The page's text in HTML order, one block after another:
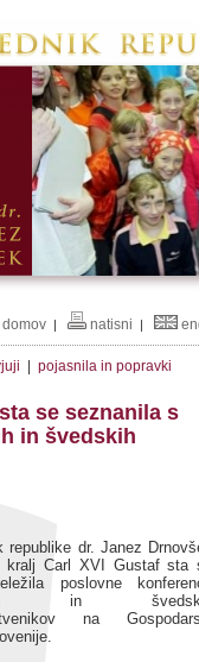
domov | natisni |
pojasnila in popravki
se seznanila s
in švedskih
republike dr. Janez
kralj Carl XVI Gustaf sta
poslovne
in
na